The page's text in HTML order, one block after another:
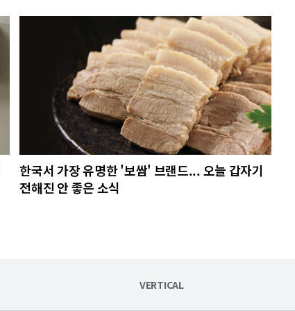
한국서 가장 유명한 '보쌈' 브랜드... 오늘 갑자기
전해진 안 좋은 소식
VERTICAL